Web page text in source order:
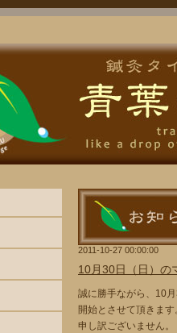
2011-10-27 00:00:00
10月30日（日）の
誠に勝手ながら、10
開始とさせて頂きます
申し訳ございません。